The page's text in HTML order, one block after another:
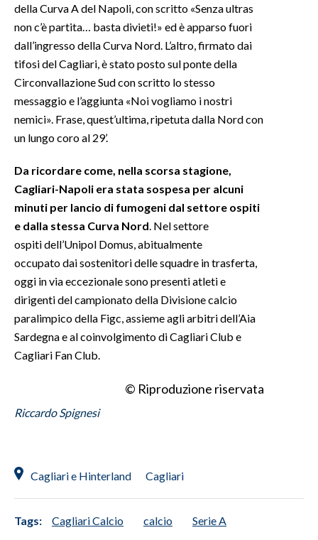
della Curva A del Napoli, con scritto «Senza ultras
non c’è partita… basta divieti!» ed è apparso fuori
dall’ingresso della Curva Nord. L’altro, firmato dai
tifosi del Cagliari, è stato posto sul ponte della
Circonvallazione Sud con scritto lo stesso
messaggio e l’aggiunta «Noi vogliamo i nostri
nemici». Frase, quest’ultima, ripetuta dalla Nord con
un lungo coro al 29’.
Da ricordare come, nella scorsa stagione,
Cagliari-Napoli era stata sospesa per alcuni
minuti per lancio di fumogeni dal settore ospiti
e dalla stessa Curva Nord . Nel settore
ospiti dell’Unipol Domus, abitualmente
occupato dai sostenitori delle squadre in trasferta,
oggi in via eccezionale sono presenti atleti e
dirigenti del campionato della Divisione calcio
paralimpico della Figc, assieme agli arbitri dell’Aia
Sardegna e al coinvolgimento di Cagliari Club e
Cagliari Fan Club.
© Riproduzione riservata
Riccardo Spignesi
Cagliari e Hinterland Cagliari
Tags: Cagliari Calcio calcio Serie A